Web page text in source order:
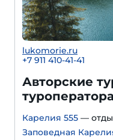
lukomorie.ru
+7 911 410-41-41
Авторские
туроператора
Карелия 555 —
Заповедная